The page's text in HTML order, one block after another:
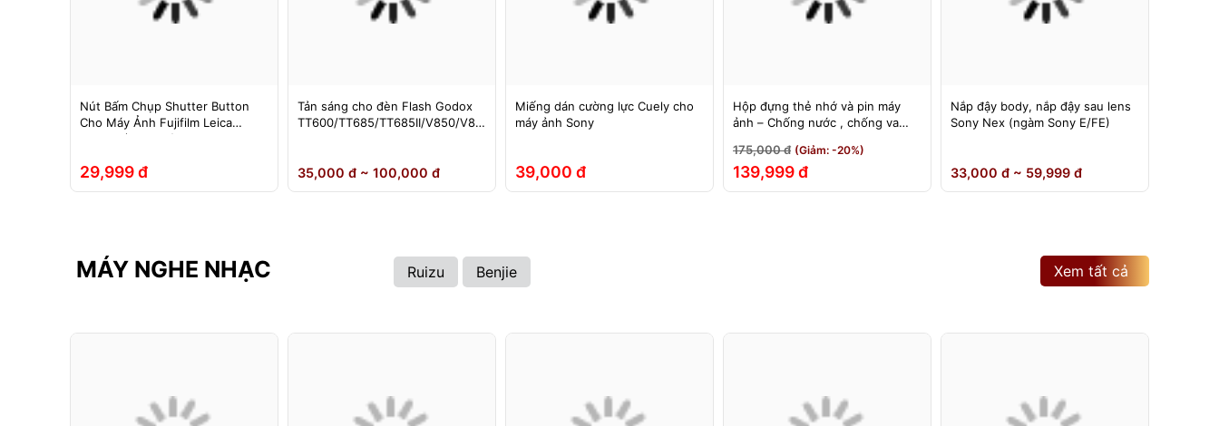
Nút Bấm Chụp Shutter Button
Cho Máy Ảnh Fujifilm Leica
Contax (Ren Xoáy)
29,999 đ
Tản sáng cho đèn Flash Godox
TT600/TT685/TT685II/V850/V85
35,000 đ ~ 100,000 đ
Miếng dán cường lực Cuely cho
máy ảnh Sony
39,000 đ
Hộp đựng thẻ nhớ và pin máy
ảnh – Chống nước , chống va
175,000 đ (Giảm: -20%)
139,999 đ
Nắp đậy body, nắp đậy sau lens
Sony Nex (ngàm Sony E/FE)
33,000 đ ~ 59,999 đ
MÁY NGHE NHẠC Ruizu Benjie Xem tất cả